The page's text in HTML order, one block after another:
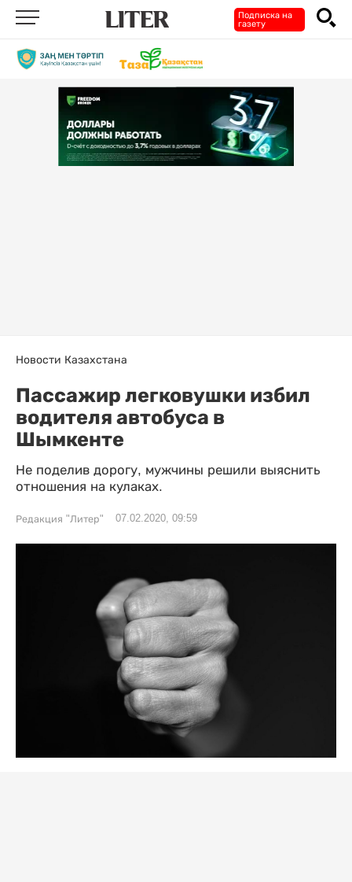
Подписка на
газету
Новости Казахстана
Пассажир легковушки избил
водителя автобуса в
Шымкенте
Не поделив дорогу, мужчины решили выяснить
отношения на кулаках.
Редакция "Литер" 07.02.2020, 09:59